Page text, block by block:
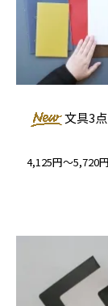
文具3
4,125円～5,720円